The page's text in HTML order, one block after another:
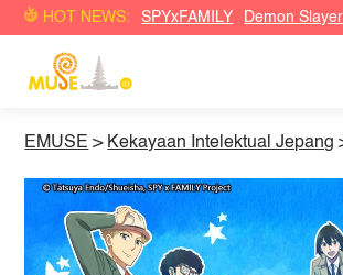
HOT NEWS: SPYxFAMILY Demon Slayer
EMUSE > Kekayaan Intelektual Jepang